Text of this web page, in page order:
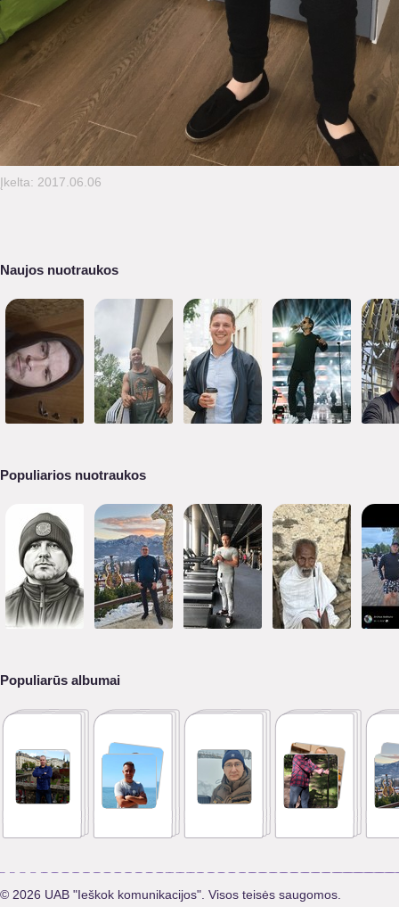
Įkelta: 2017.06.06
Naujos nuotraukos
Populiarios nuotraukos
Populiarūs albumai
© 2026 UAB "Ieškok komunikacijos". Visos teisės saugomos.